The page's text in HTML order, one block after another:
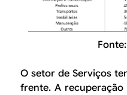
O setor de Serviços
frente. A